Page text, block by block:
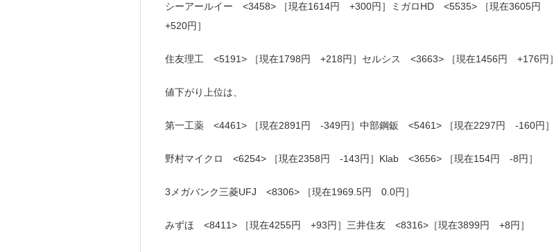
シーアールイー <3458> ［現在1614円 +300円］ミガロHD <5535> ［現在3605円
+520円］
住友理工 <5191> ［現在1798円 +218円］セルシス <3663> ［現在1456円 +176円］
値下がり上位は、
第一工薬 <4461> ［現在2891円 -349円］中部鋼鈑 <5461> ［現在2297円 -160円］
野村マイクロ <6254> ［現在2358円 -143円］Klab <3656> ［現在154円 -8円］
3メガバンク三菱UFJ <8306> ［現在1969.5円 0.0円］
みずほ <8411> ［現在4255円 +93円］三井住友 <8316>［現在3899円 +8円］